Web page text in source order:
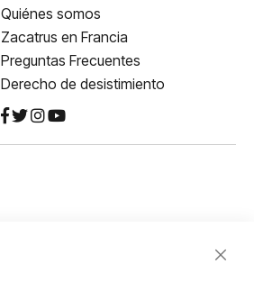
Quiénes somos
Zacatrus en Francia
Preguntas Frecuentes
Derecho de desistimiento